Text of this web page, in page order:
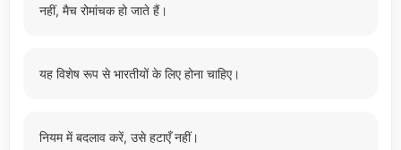
नहीं, मैच रोमांचक हो जाते हैं।
यह विशेष रूप से भारतीयों के लिए होना चाहिए।
नियम में बदलाव करें, उसे हटाएँ नहीं।